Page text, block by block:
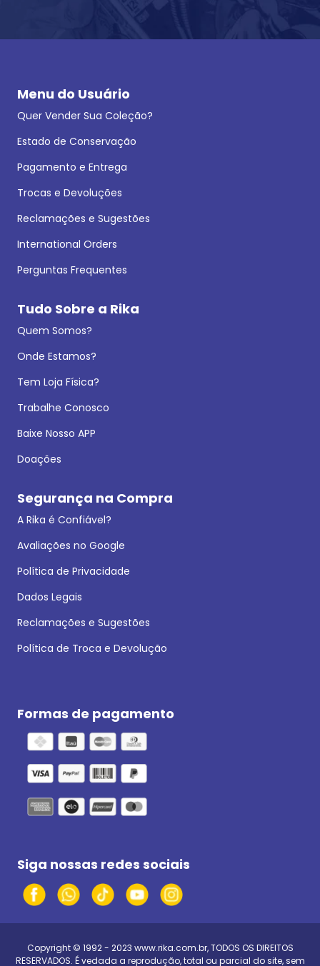
Menu do Usuário
Quer Vender Sua Coleção?
Estado de Conservação
Pagamento e Entrega
Trocas e Devoluções
Reclamações e Sugestões
International Orders
Perguntas Frequentes
Tudo Sobre a Rika
Quem Somos?
Onde Estamos?
Tem Loja Física?
Trabalhe Conosco
Baixe Nosso APP
Doações
Segurança na Compra
A Rika é Confiável?
Avaliações no Google
Política de Privacidade
Dados Legais
Reclamações e Sugestões
Política de Troca e Devolução
Formas de pagamento
Siga nossas redes sociais
Copyright © 1992 - 2023 www.rika.com.br, TODOS OS DIREITOS
RESERVADOS. É vedada a reprodução, total ou parcial do site, sem